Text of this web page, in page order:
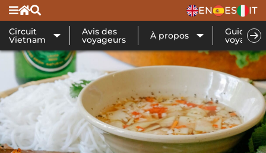
EN ES IT
Circuit
Vietnam
Avis des
voyageurs À propos Guide de
voyage